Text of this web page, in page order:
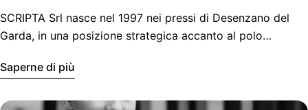
SCRIPTA Srl nasce nel 1997 nei pressi di Desenzano del
Garda, in una posizione strategica accanto al polo
Saperne di più